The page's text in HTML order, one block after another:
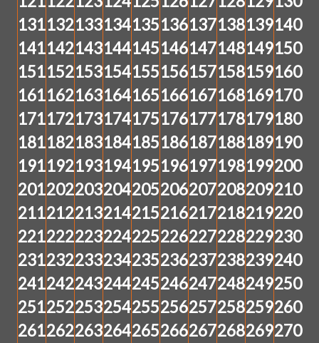
131132133134135136137138139140
141142143144145146147148149150
151152153154155156157158159160
161162163164165166167168169170
171172173174175176177178179180
181182183184185186187188189190
191192193194195196197198199200
201202203204205206207208209210
211212213214215216217218219220
221222223224225226227228229230
231232233234235236237238239240
241242243244245246247248249250
251252253254255256257258259260
261262263264265266267268269270